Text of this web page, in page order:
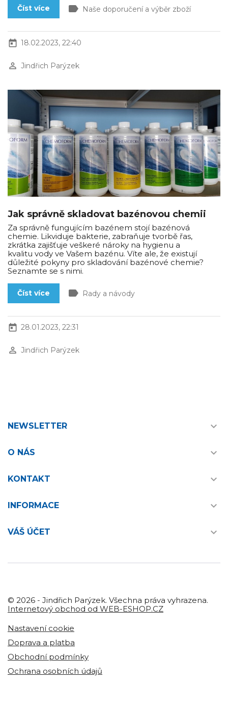
Číst více label Naše doporučení a výběr zboží
today 18.02.2023, 22:40
perm_identity Jindřich Parýzek
Jak správně skladovat bazénovou chemii
Za správně fungujícím bazénem stojí bazénová
chemie. Likviduje bakterie, zabraňuje tvorbě řas,
zkrátka zajišťuje veškeré nároky na hygienu a
kvalitu vody ve Vašem bazénu. Víte ale, že existují
důležité pokyny pro skladování bazénové chemie?
Seznamte se s nimi.
Číst více label Rady a návody
today 28.01.2023, 22:31
perm_identity Jindřich Parýzek
NEWSLETTER 
O NÁS 
KONTAKT 
INFORMACE 
VÁŠ ÚČET 
© 2026 - Jindřich Parýzek. Všechna práva vyhrazena.
Internetový obchod od WEB-ESHOP.CZ
Nastavení cookie
Doprava a platba
Obchodní podmínky
Ochrana osobních údajů